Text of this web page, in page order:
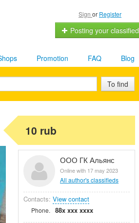
Sign or Register
Posting your classified
Blog
FAQ
Promotion
To find
10 rub
ООО ГК Альянс
Online with 17 may 2023
All author's classifieds
Contacts: View contact
Phone. 88x xxx xxxx